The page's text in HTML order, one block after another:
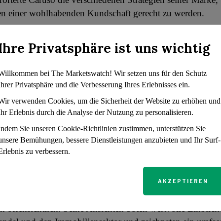
einer wohlhabenden Kundschaft gerecht zu werden.
betrifft, so gab Caruso Einblicke in die
Er ging auf die Faktoren ein, die die
erörterte, wie die Branche die durch die wirtschaftlichen
verursachten schwierigen Zeiten meistert.
den Verbraucherausgaben erläuterte Caruso, wie sich
aufgrund der anhaltenden globalen und lokalen
verändert hat. Er betonte, wie wichtig es ist, die
zu verstehen, und dass die Unternehmen flexibel
sich wandelnden Bedürfnisse und Erwartungen der
„Squawk on the Street“-Gesprächs waren
offensichtlich. Seine Ansichten boten wertvolle
Privatsphäre ist uns wichtig
bei The Marketswatch! Wir setzen uns für den Schutz
Privatsphäre und die Verbesserung Ihres Erlebnisses ein.
verwenden Cookies, um die Sicherheit der Website zu erhöhen und
Erlebnis durch die Analyse der Nutzung zu personalisieren.
Sie unseren Cookie-Richtlinien zustimmen, unterstützen Sie
Bemühungen, bessere Dienstleistungen anzubieten und Ihr Surf-
zu verbessern.
AKZEPTIEREN